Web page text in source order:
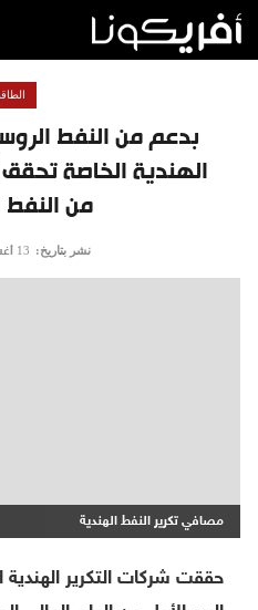
بدعم من النفط
الهندية الخاصة
من
نشر بتاريخ: 13 أغسطس 2022
مصافي تكرير النفط الهندية
حققت شركات التكرير الهندية